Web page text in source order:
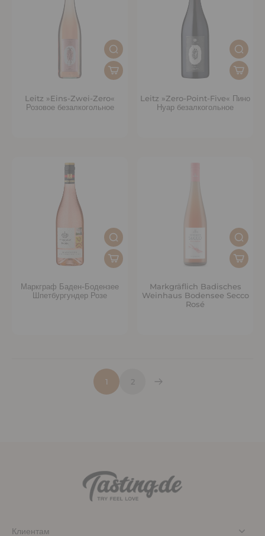
Leitz »Eins-Zwei-Zero«
Розовое безалкогольное
Leitz »Zero-Point-Five« Пино
Нуар безалкогольное
Маркграф Баден-Бодензее
Шпетбургундер Розе
Markgräflich Badisches
Weinhaus Bodensee Secco
Rosé
1 2
Клиентам